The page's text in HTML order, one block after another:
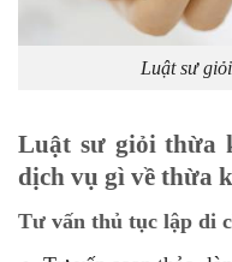
Luật sư
Luật sư giỏi thừa
dịch vụ gì về thừa
Tư vấn thủ tục lập di